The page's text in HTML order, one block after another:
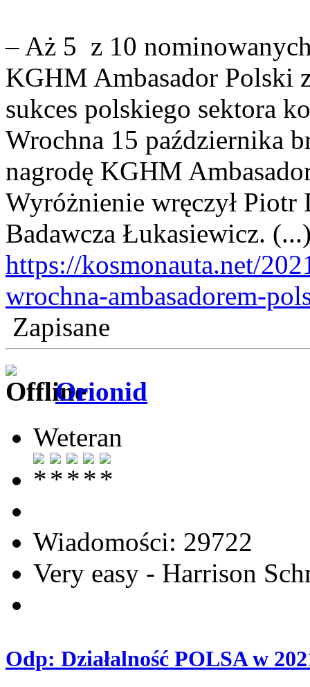
– Aż 5 z 10
KGHM Ambasador Polski
sukces polskiego sektora
Wrochna 15 października
nagrodę KGHM
Wyróżnienie wręczył Piotr
Badawcza Łukasiewicz.
https://kosmonauta.net/
wrochna-ambasadorem-
Zapisane
Orionid
Weteran
Wiadomości: 29722
Very easy - Harrison
Odp: Działalność POLSA w